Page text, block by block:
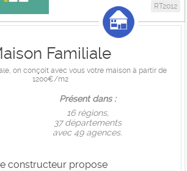
RT2012
Familiale
on conçoit avec vous votre maison à partir de
1200€/m2
Présent dans :
16 règions,
37 départements
avec 49 agences.
constructeur propose